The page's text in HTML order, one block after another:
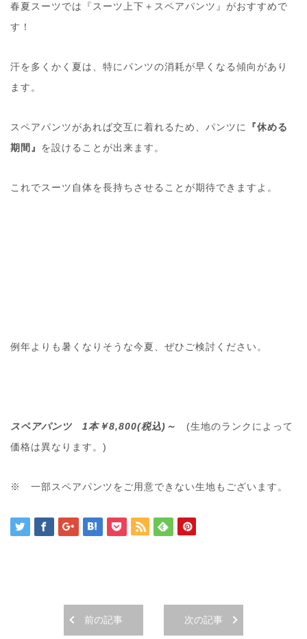
春夏スーツでは『スーツ上下＋スペアパンツ』がおすすめで
す！
汗を多くかく夏は、特にパンツの消耗が早くなる傾向があり
ます。
スペアパンツがあれば交互に着れるため、パンツに
『休める
期間』 を設けることが出来ます。
これでスーツ自体を長持ちさせることが期待できますよ。
例年よりも暑くなりそうな今夏、ぜひご検討ください。
スペアパンツ 1本￥8,800(税込)～ (生地のランクによって
価格は異なります。)
※ 一部スペアパンツをご用意できない生地もございます。
前の記事 次の記事